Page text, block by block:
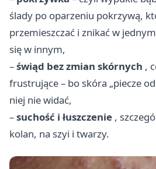
ślady po oparzeniu pokrzywą,
przemieszczać i znikać w
się w innym,
–świąd bez zmian skórnych ,
frustrujące – bo skóra „piecze
niej nie widać,
–suchość i łuszczenie ,
kolan, na szyi i twarzy.